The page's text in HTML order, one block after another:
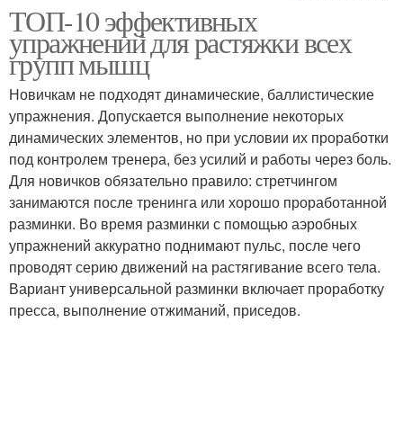
Растяжки для женщин Регулярная растяжка
ТОП-10 эффективных
упражнений для растяжки всех
групп мышц
Новичкам не подходят динамические, баллистические
упражнения. Допускается выполнение некоторых
динамических элементов, но при условии их проработки
под контролем тренера, без усилий и работы через боль.
Для новичков обязательно правило: стретчингом
занимаются после тренинга или хорошо проработанной
разминки. Во время разминки с помощью аэробных
упражнений аккуратно поднимают пульс, после чего
проводят серию движений на растягивание всего тела.
Вариант универсальной разминки включает проработку
пресса, выполнение отжиманий, приседов.